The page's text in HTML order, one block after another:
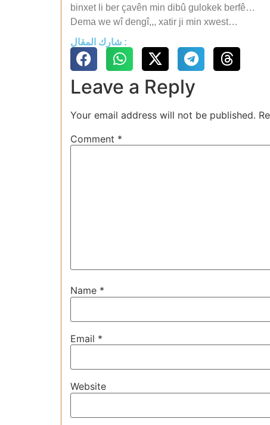
binxet li ber çavên min dibû gulokek berfê…
Dema we wî dengî,,, xatir ji min xwest…
شارك المقال :
Leave a Reply
Your email address will not be published.
Comment *
Name *
Email *
Website